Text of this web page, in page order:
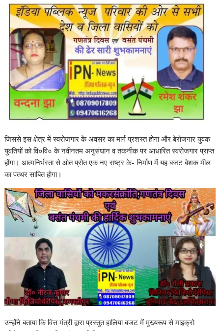
जिससे इस क्षेत्र में स्वरोजगार के अवसर का मार्ग प्रशस्त होगा और बेरोजगार युवक-
युवतियों को वि०वि० के नवीनतम अनुसंधान व तकनीक पर आधारित स्वरोजगार प्राप्त
होंगा। आत्मनिर्भरता से ओत प्रोत एक नए राष्ट्र के- निर्माण में यह बजट बेशक मील
का पत्थर साबित होगा।
उन्होंने बताया कि वित्त मंत्री द्वारा प्रस्तुत हालिया बजट में मुख्यरूप से माइक्रो